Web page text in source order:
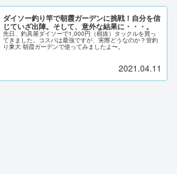
ダイソー釣り竿で朝霞ガーデンに挑戦！自分を信
じていざ出陣。そして、意外な結果に・・・。
先日、釣具屋ダイソーで1,000円（税抜）タックルを買っ
てきました。コスパは最強ですが、実際どうなのか？管釣
り東大 朝霞ガーデンで使ってみましたよ〜。
2021.04.11